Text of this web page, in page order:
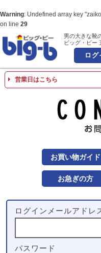
Warning: Undefined array key
on line 29
男
男の大きな靴
ビッグ・ビー
ログ
営業日はこちら
お買い物ガイド
お急ぎの方
ログインメールアドレ
パスワード